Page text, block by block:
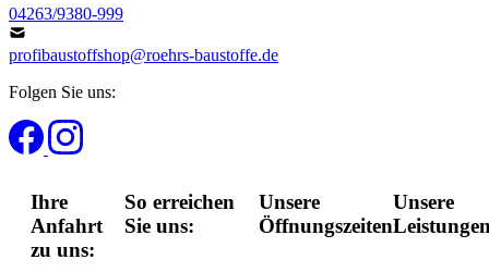
04263/9380-999
profibaustoffshop@roehrs-baustoffe.de
Folgen Sie uns:
Ihre
Anfahrt
zu uns:
So erreichen
Sie uns:
Unsere
Öffnungszeiten:
Unsere